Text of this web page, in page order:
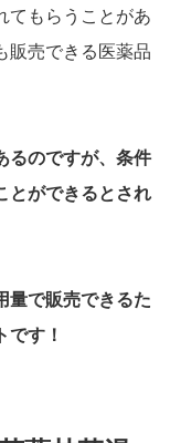
てもらうことがあ
販売できる医薬品
るのですが、条件
とができるとされ
量で販売できるた
です！